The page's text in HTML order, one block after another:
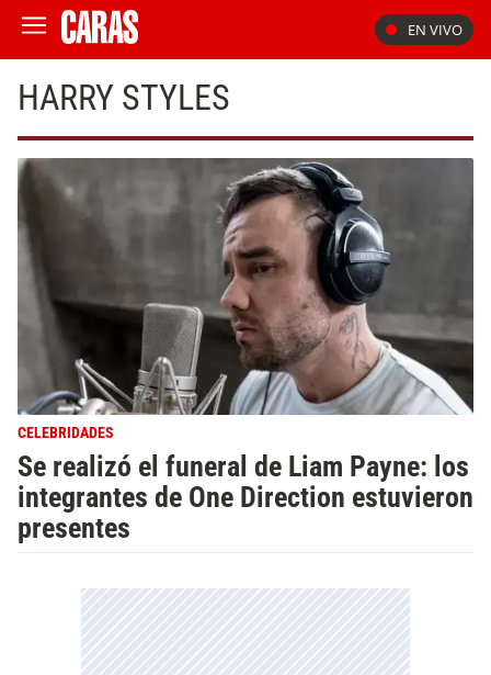
EN VIVO
HARRY STYLES
CELEBRIDADES
Se realizó el funeral de Liam Payne: los
integrantes de One Direction estuvieron
presentes